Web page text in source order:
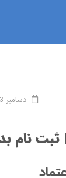
دسامبر 13, 2025